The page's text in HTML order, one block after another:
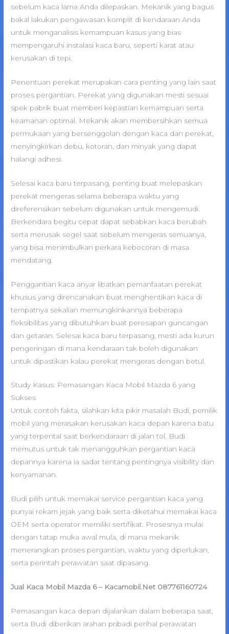
sebelum kaca lama Anda dilepaskan. Mekanik yang bagus
bakal lakukan pengawasan komplit di kendaraan Anda
untuk menganalisis kemampuan kasus yang bias
mempengaruhi instalasi kaca baru, seperti karat atau
kerusakan di tepi.
Penentuan perekat merupakan cara penting yang lain saat
proses pergantian. Perekat yang digunakan mesti sesuai
spek pabrik buat memberi kepastian kemampuan serta
keamanan optimal. Mekanik akan membersihkan semua
permukaan yang bersenggolan dengan kaca dan perekat,
menyingkirkan debu, kotoran, dan minyak yang dapat
halangi adhesi.
Selesai kaca baru terpasang, penting buat melepaskan
perekat mengeras selama beberapa waktu yang
direferensikan sebelum digunakan untuk mengemudi.
Berkendara begitu cepat dapat sebabkan kaca berubah
serta merusak segel saat sebelum mengeras semuanya,
yang bisa menimbulkan perkara kebocoran di masa
mendatang.
Penggantian kaca anyar libatkan pemanfaatan perekat
khusus yang direncanakan buat menghentikan kaca di
tempatnya sekalian memungkinkannya beberapa
fleksibilitas yang dibutuhkan buat peresapan guncangan
dan getaran. Selesai kaca baru terpasang, mesti ada kurun
pengeringan di mana kendaraan tak boleh digunakan
untuk dipastikan kalau perekat mengeras dengan betul.
Study Kasus: Pemasangan Kaca Mobil Mazda 6 yang
Sukses
Untuk contoh fakta, silahkan kita pikir masalah Budi, pemilik
mobil yang merasakan kerusakan kaca depan karena batu
yang terpental saat berkendaraan di jalan tol. Budi
memutus untuk tak menangguhkan pergantian kaca
depannya karena ia sadar tentang pentingnya visibility dan
kenyamanan.
Budi pilih untuk memakai service pergantian kaca yang
punyai rekam jejak yang baik serta diketahui memakai kaca
OEM serta operator memiliki sertifikat. Prosesnya mulai
dengan tatap muka awal mula, di mana mekanik
menerangkan proses pergantian, waktu yang diperlukan,
serta perintah perawatan saat dipasang.
Jual Kaca Mobil Mazda 6 – Kacamobil.Net 087761160724
Pemasangan kaca depan dijalankan dalam beberapa saat,
serta Budi diberikan arahan pribadi perihal perawatan